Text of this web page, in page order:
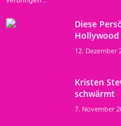
Diese
12. Dezember
Kristen
schwärmt
7. November